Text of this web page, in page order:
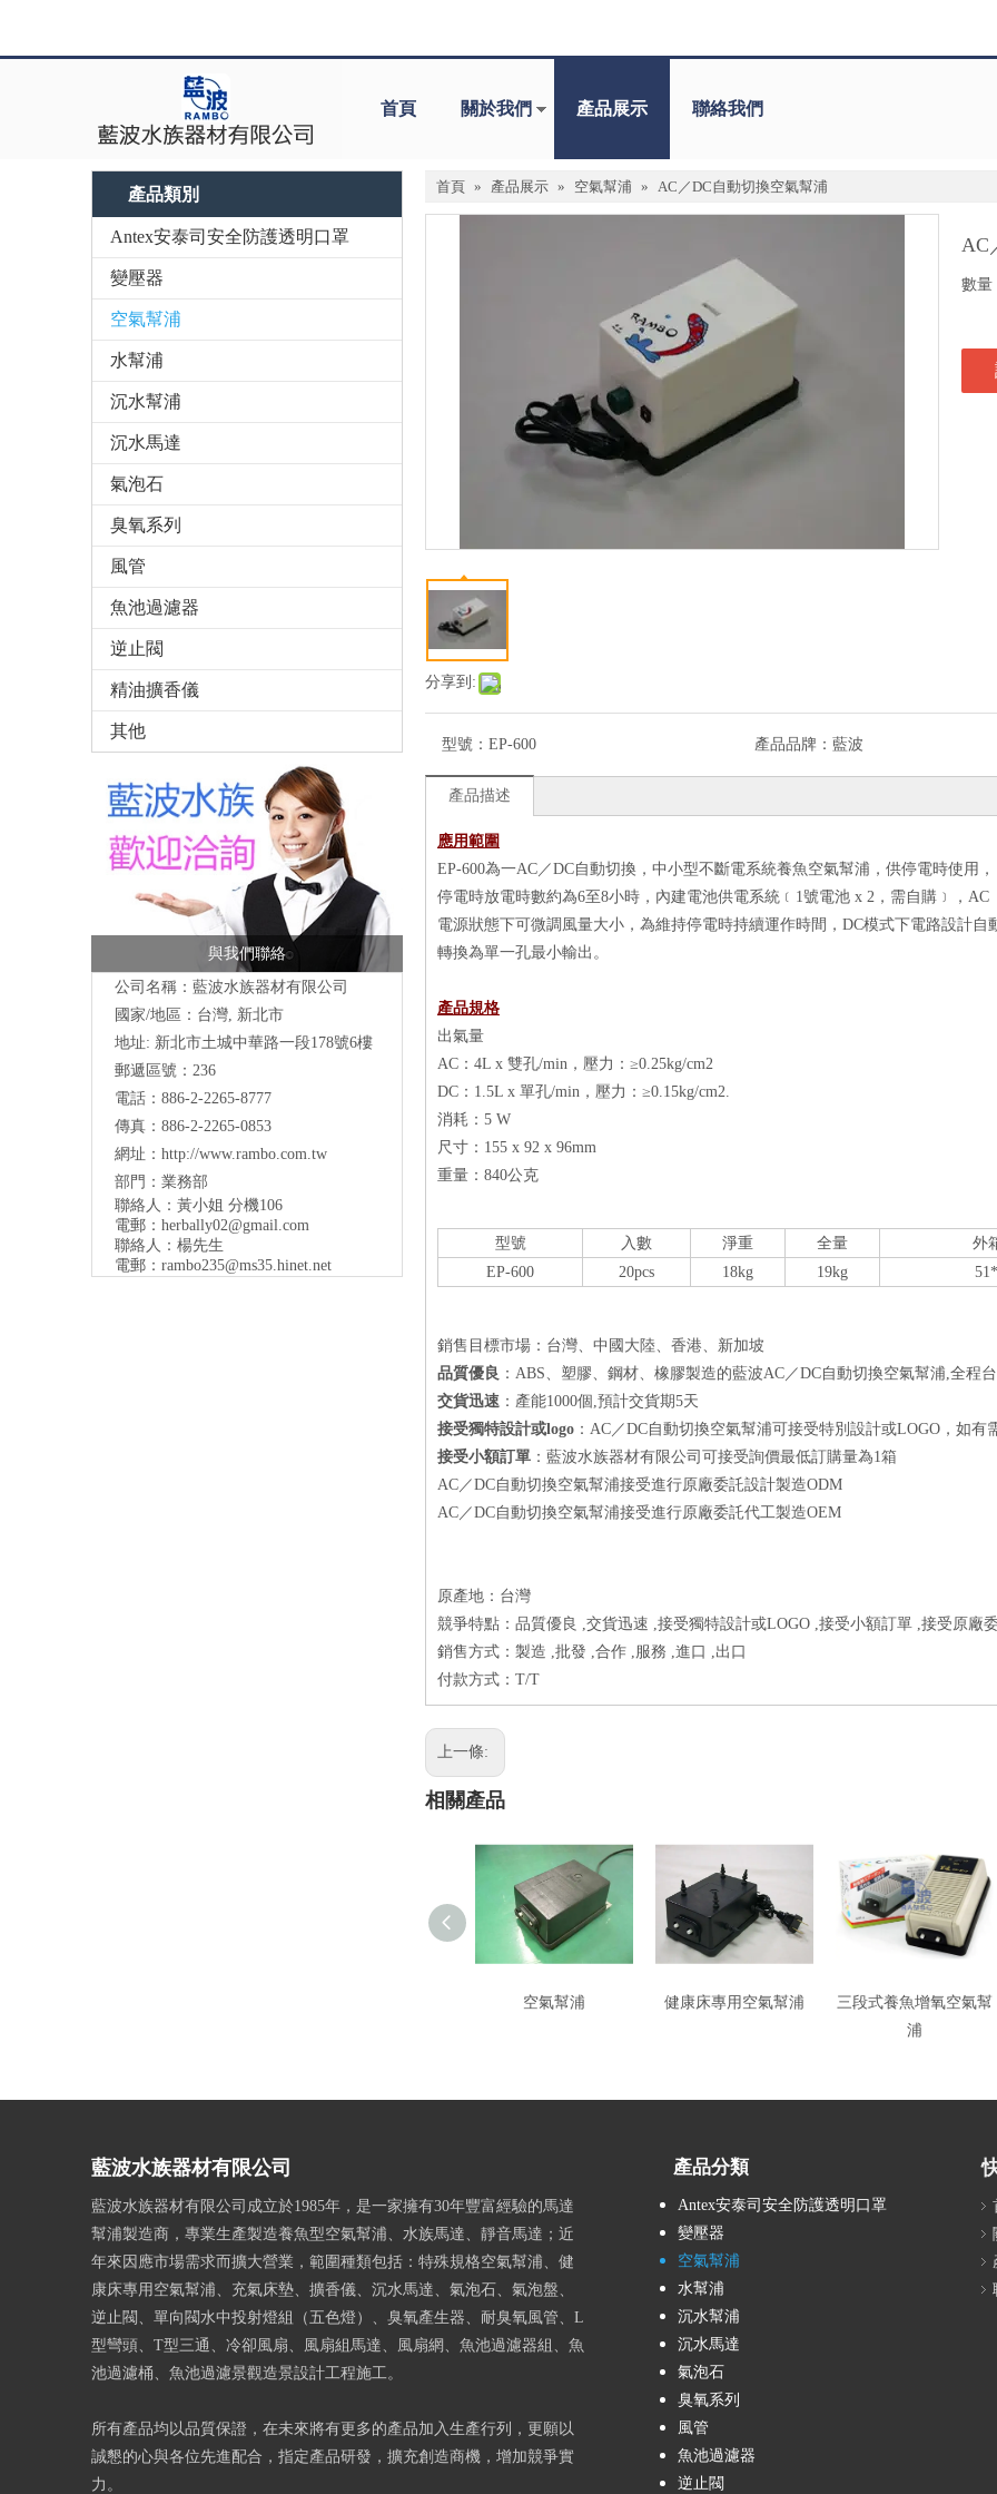
首頁 關於我們 產品展示 聯絡我們
產品類別
Antex安泰司安全防護透明口罩
變壓器
空氣幫浦
水幫浦
沉水幫浦
沉水馬達
氣泡石
臭氧系列
風管
魚池過濾器
逆止閥
精油擴香儀
其他
與我們聯絡
公司名稱：藍波水族器材有限公司
國家/地區：台灣, 新北市
地址: 新北市土城中華路一段178號6樓
郵遞區號：236
電話：886-2-2265-8777
傳真：886-2-2265-0853
網址： http://www.rambo.com.tw
部門：業務部
聯絡人：黃小姐 分機106
電郵： herbally02@gmail.com
聯絡人：楊先生
電郵： rambo235@ms35.hinet.net
首頁 » 產品展示 » 空氣幫浦 » AC／DC自動切換空氣幫浦
分享到:
AC
數量
型號： EP-600 產品品牌： 藍波
產品描述
應用範圍
EP-600為一AC／DC自動切換，中小型不斷電系統養魚空氣幫浦，供停電時使用，
停電時放電時數約為6至8小時，內建電池供電系統﹝1號電池 x 2，需自購﹞，AC
電源狀態下可微調風量大小，為維持停電時持續運作時間，DC模式下電路設計自
轉換為單一孔最小輸出。
產品規格
出氣量
AC：4L x 雙孔/min，壓力：≥0.25kg/cm2
DC：1.5L x 單孔/min，壓力：≥0.15kg/cm2.
消耗：5 W
尺寸：155 x 92 x 96mm
重量：840公克
型號 入數 淨重 全量
外
EP-600
20pcs 18kg 19kg
銷售目標市場：台灣、中國大陸、香港、新加坡
品質優良 ：ABS、塑膠、鋼材、橡膠製造的藍波AC／DC自動切換空氣幫浦,全程
交貨迅速 ：產能1000個,預計交貨期5天
接受獨特設計或logo ：AC／DC自動切換空氣幫浦可接受特別設計或LOGO，如有
接受小額訂單 ：藍波水族器材有限公司可接受詢價最低訂購量為1箱
AC／DC自動切換空氣幫浦接受進行原廠委託設計製造ODM
AC／DC自動切換空氣幫浦接受進行原廠委託代工製造OEM
原產地：台灣
競爭特點：品質優良 ,交貨迅速 ,接受獨特設計或LOGO ,接受小額訂單 ,接受原廠
銷售方式：製造 ,批發 ,合作 ,服務 ,進口 ,出口
付款方式：T/T
上一條:
相關產品
空氣幫浦 健康床專用空氣幫浦
三段式養魚增氧空氣幫
浦
藍波水族器材有限公司
藍波水族器材有限公司成立於1985年，是一家擁有30年豐富經驗的馬達
幫浦製造商，專業生產製造養魚型空氣幫浦、水族馬達、靜音馬達；近
年來因應市場需求而擴大營業，範圍種類包括：特殊規格空氣幫浦、健
康床專用空氣幫浦、充氣床墊、擴香儀、沉水馬達、氣泡石、氣泡盤、
逆止閥、單向閥水中投射燈組（五色燈）、臭氧產生器、耐臭氧風管、L
型彎頭、T型三通、冷卻風扇、風扇組馬達、風扇網、魚池過濾器組、魚
池過濾桶、魚池過濾景觀造景設計工程施工。
所有產品均以品質保證，在未來將有更多的產品加入生產行列，更願以
誠懇的心與各位先進配合，指定產品研發，擴充創造商機，增加競爭實
力。
產品分類
Antex安泰司安全防護透明口罩
變壓器
空氣幫浦
水幫浦
沉水幫浦
沉水馬達
氣泡石
臭氧系列
風管
魚池過濾器
逆止閥